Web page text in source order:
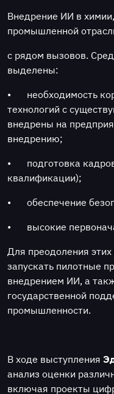
Внедрение ИИ в
промышленной
с рядом вызовов.
выделены:
•
необходимость
технологий с
внедрены на
внедрению;
•
подготовка
квалификации);
•
обеспечение
•
высокие
Для преодоления
запускать пилотные
внедрением ИИ, а
государственной
промышленности.
В ходе выступления
анализ оценки
включая проекты